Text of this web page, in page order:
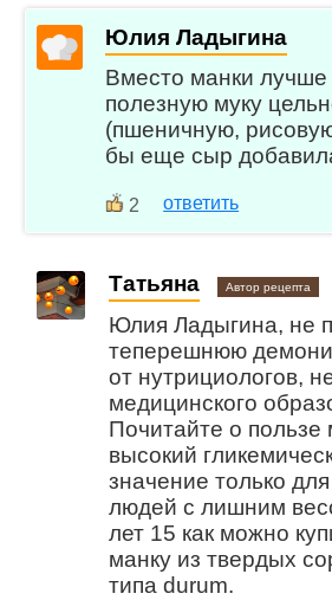
Юлия Ладыгина
Вместо манки лучше
полезную муку
(пшеничную,
бы еще сыр
2 ответить
Татьяна Автор рецепта
Юлия Ладыгина, не
теперешнюю
от нутрициологов,
медицинского
Почитайте о пользе
высокий
значение только
людей с лишним
лет 15 как можно
манку из твердых
типа durum.